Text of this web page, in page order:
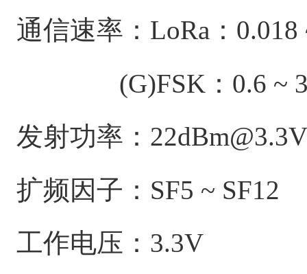
通信速率：LoRa：0.018
(G)FSK：0.6 ~
发射功率：22dBm@3.3V
扩频因子：SF5 ~ SF12
工作电压：3.3V